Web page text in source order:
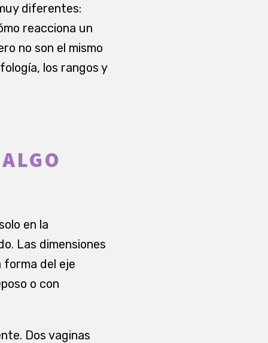
diferentes:
reacciona un
no son el mismo
los rangos y
en la
Las dimensiones
del eje
o con
Dos vaginas